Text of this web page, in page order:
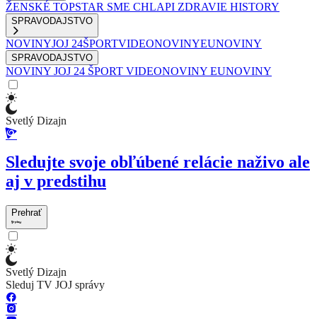
ŽENSKÉ TOPSTAR SME CHLAPI ZDRAVIE HISTORY
SPRAVODAJSTVO
NOVINYJOJ 24ŠPORTVIDEONOVINYEUNOVINY
SPRAVODAJSTVO
NOVINY JOJ 24 ŠPORT VIDEONOVINY EUNOVINY
Svetlý Dizajn
Sledujte svoje obľúbené relácie naživo ale
aj v predstihu
Prehrať
Svetlý Dizajn
Sleduj TV JOJ správy